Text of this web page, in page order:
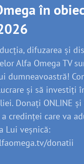
în
difuzarea și
Alfa Omega TV
dumneavoastră!
și să investiți
Donați ONLINE
credinței care va
Lui veșnică:
donatii